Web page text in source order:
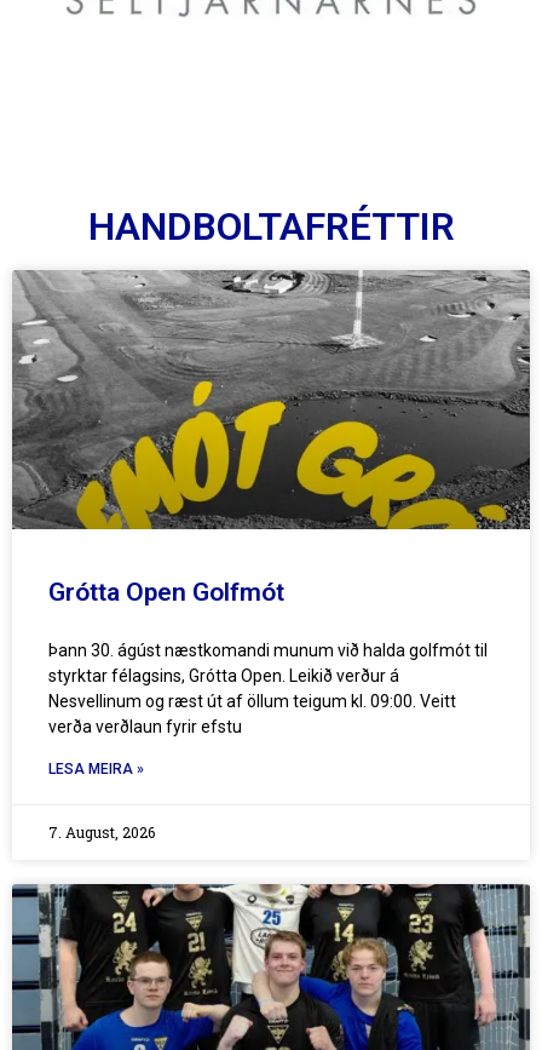
HANDBOLTAFRÉTTIR
Grótta Open Golfmót
Þann 30. ágúst næstkomandi munum við halda golfmót til
styrktar félagsins, Grótta Open. Leikið verður á
Nesvellinum og ræst út af öllum teigum kl. 09:00. Veitt
verða verðlaun fyrir efstu
LESA MEIRA »
7. August, 2026